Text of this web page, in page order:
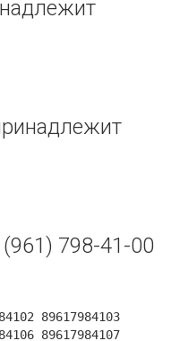
798-41-00
89617984103
89617984107